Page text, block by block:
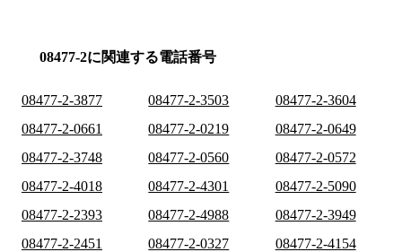
08477-2に関連する電話番号
08477-2-3877 08477-2-3503
08477-2-3604
08477-2-0661
08477-2-0219
08477-2-0649
08477-2-3748
08477-2-0560
08477-2-0572
08477-2-4018
08477-2-4301
08477-2-5090
08477-2-2393
08477-2-4988
08477-2-3949
08477-2-2451
08477-2-0327
08477-2-4154